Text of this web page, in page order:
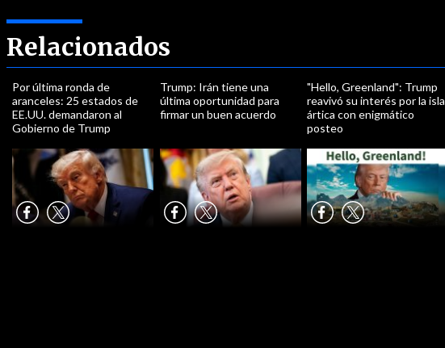
Relacionados
Por última ronda de
aranceles: 25 estados de
EE.UU. demandaron al
Gobierno de Trump
Trump: Irán tiene una
última oportunidad para
firmar un buen acuerdo
"Hello, Greenland": Trump
reavivó su interés por la isla
ártica con enigmático
posteo